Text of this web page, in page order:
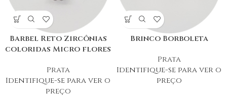
Barbel Reto Zircônias
coloridas Micro flores
Prata
Identifique-se para ver o
preço
Brinco Borboleta
Prata
Identifique-se para ver o
preço